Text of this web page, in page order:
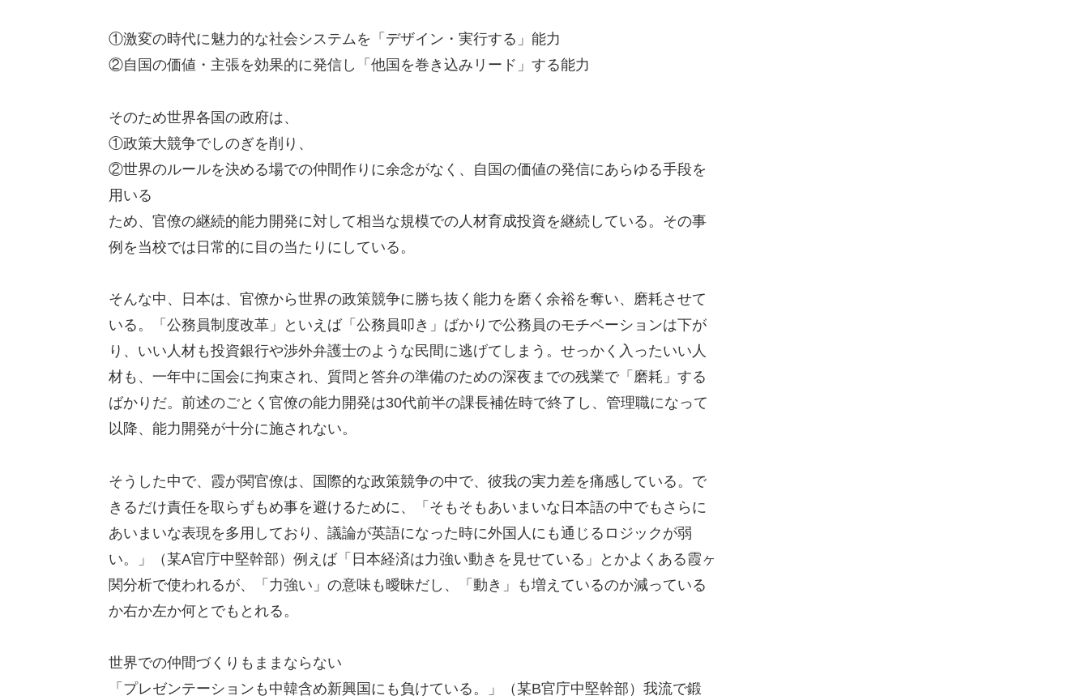
①激変の時代に魅力的な社会システムを「デザイン・実行する」能力
②自国の価値・主張を効果的に発信し「他国を巻き込みリード」する能力
そのため世界各国の政府は、
①政策大競争でしのぎを削り、
②世界のルールを決める場での仲間作りに余念がなく、自国の価値の発信にあらゆる手段を
用いる
ため、官僚の継続的能力開発に対して相当な規模での人材育成投資を継続している。その事
例を当校では日常的に目の当たりにしている。
そんな中、日本は、官僚から世界の政策競争に勝ち抜く能力を磨く余裕を奪い、磨耗させて
いる。「公務員制度改革」といえば「公務員叩き」ばかりで公務員のモチベーションは下が
り、いい人材も投資銀行や渉外弁護士のような民間に逃げてしまう。せっかく入ったいい人
材も、一年中に国会に拘束され、質問と答弁の準備のための深夜までの残業で「磨耗」する
ばかりだ。前述のごとく官僚の能力開発は30代前半の課長補佐時で終了し、管理職になって
以降、能力開発が十分に施されない。
そうした中で、霞が関官僚は、国際的な政策競争の中で、彼我の実力差を痛感している。で
きるだけ責任を取らずもめ事を避けるために、「そもそもあいまいな日本語の中でもさらに
あいまいな表現を多用しており、議論が英語になった時に外国人にも通じるロジックが弱
い。」（某A官庁中堅幹部）例えば「日本経済は力強い動きを見せている」とかよくある霞ヶ
関分析で使われるが、「力強い」の意味も曖昧だし、「動き」も増えているのか減っている
か右か左か何とでもとれる。
世界での仲間づくりもままならない
「プレゼンテーションも中韓含め新興国にも負けている。」（某B官庁中堅幹部）我流で鍛